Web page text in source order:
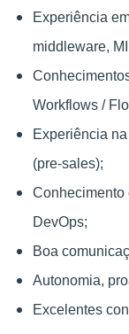
Experiência
middleware,
Workflows /
Experiência
(pre‑sales);
Conhecimento
DevOps;
Boa
Autonomia,
Excelentes